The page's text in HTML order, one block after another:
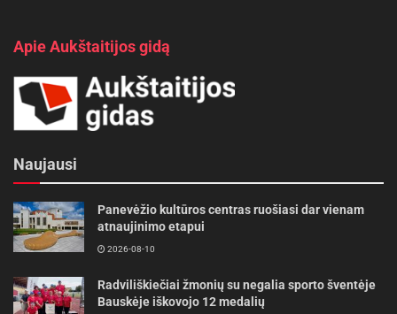
Apie Aukštaitijos gidą
Naujausi
Panevėžio kultūros centras ruošiasi dar vienam
atnaujinimo etapui
2026-08-10
Radviliškiečiai žmonių su negalia sporto šventėje
Bauskėje iškovojo 12 medalių